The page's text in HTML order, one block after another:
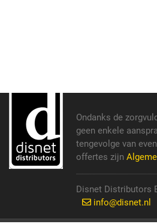
Ondanks de
geen enkele
tengevolge van
offertes zijn
Disnet Distributors
info@disnet.nl